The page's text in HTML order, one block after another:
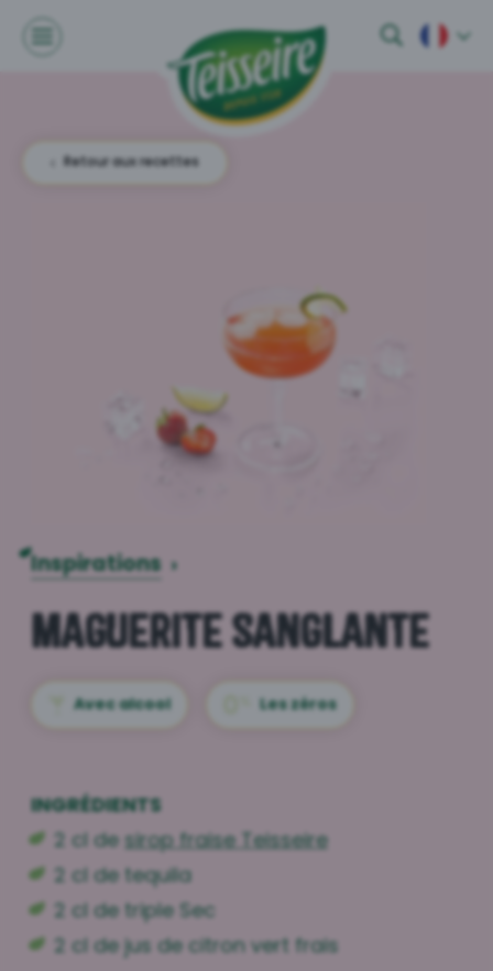
Retour aux recettes
Inspirations ›
Maguerite sanglante
Avec alcool Les zéros
INGRÉDIENTS
2 cl de sirop fraise Teisseire
2 cl de tequila
2 cl de triple Sec
2 cl de jus de citron vert frais